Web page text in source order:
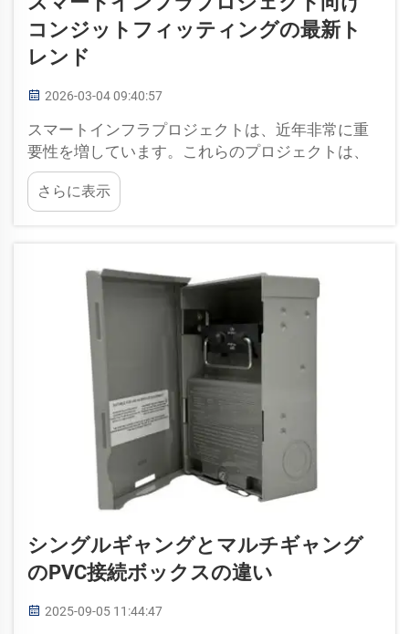
コンジットフィッティングの最新ト
レンド
2026-03-04 09:40:57
スマートインフラプロジェクトは、近年非常に重
要性を増しています。これらのプロジェクトは、
都市や町をより賢く、より効率的に機能させるの
に役立ちます。こうしたプロジェクトにおける重
要な要素の一つがコンジットフィッティングで
さらに表示
シングルギャングとマルチギャング
のPVC接続ボックスの違い
2025-09-05 11:44:47